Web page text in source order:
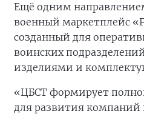
Ещё одним
военный маркетплейс
созданный для
воинских
изделиями и
«ЦБСТ формирует
для развития компаний